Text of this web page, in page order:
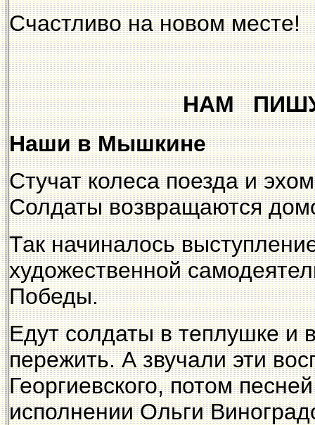
Счастливо на новом месте!
НАМ
Наши в Мышкине
Стучат колеса поезда и
Солдаты возвращаются
Так начиналось
художественной
Победы.
Едут солдаты в теплушке и
пережить. А звучали эти
Георгиевского, потом
исполнении Ольги